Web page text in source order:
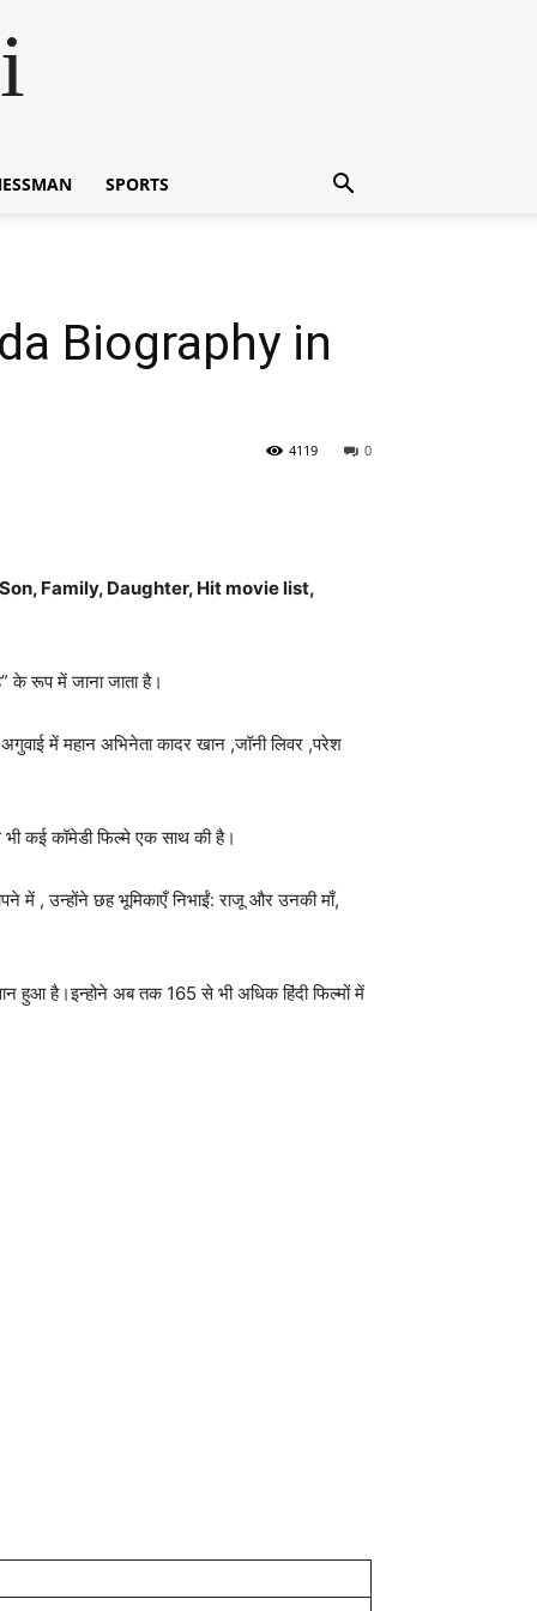
SPORTS
Biography in
0
4119
Son, Family, Daughter, Hit movie list,
के रूप में जाना जाता है।
में महान अभिनेता कादर खान ,जॉनी लिवर ,परेश
कई कॉमेडी फिल्मे एक साथ की है।
, उन्होंने छह भूमिकाएँ निभाईं: राजू और उनकी माँ,
हुआ है।इन्होने अब तक 165 से भी अधिक हिंदी फिल्मों में